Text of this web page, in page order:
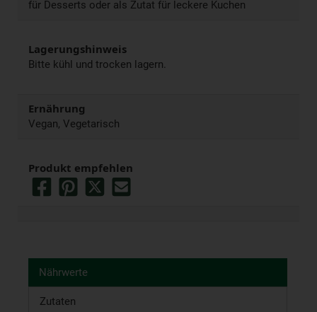
für Desserts oder als Zutat für leckere Kuchen
Lagerungshinweis
Bitte kühl und trocken lagern.
Ernährung
Vegan, Vegetarisch
Produkt empfehlen
Nährwerte
Zutaten